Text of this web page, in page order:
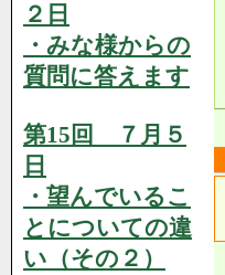
２日
・みな様からの
質問に答えます
第15回 ７月５
日
・望んでいるこ
とについての違
い（その２）